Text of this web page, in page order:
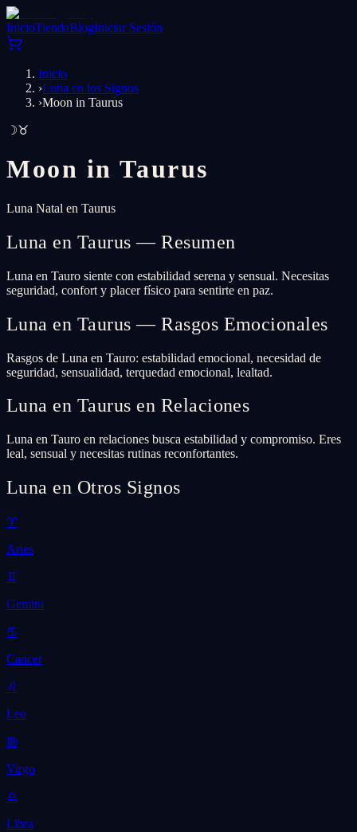
InicioTiendaBlogIniciar Sesión
Inicio
›Luna en los Signos
›Moon in Taurus
☽♉
Moon inTaurus
Luna Natal en Taurus
Luna en Taurus — Resumen
Luna en Tauro siente con estabilidad serena y sensual. Necesitas
seguridad, confort y placer físico para sentirte en paz.
Luna en Taurus — Rasgos Emocionales
Rasgos de Luna en Tauro: estabilidad emocional, necesidad de
seguridad, sensualidad, terquedad emocional, lealtad.
Luna en Taurus en Relaciones
Luna en Tauro en relaciones busca estabilidad y compromiso. Eres
leal, sensual y necesitas rutinas reconfortantes.
Luna en Otros Signos
♈
Aries
♊
Gemini
♋
Cancer
♌
Leo
♍
Virgo
♎
Libra